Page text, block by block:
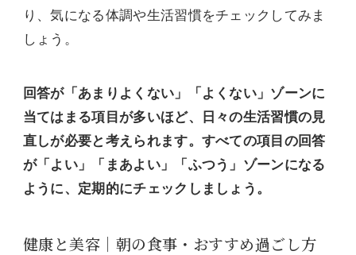
り、気になる体調や生活習慣をチェックしてみま
しょう。
回答が「あまりよくない」「よくない」ゾーンに
当てはまる項目が多いほど、日々の生活習慣の見
直しが必要と考えられます。すべての項目の回答
が「よい」「まあよい」「ふつう」ゾーンになる
ように、定期的にチェックしましょう。
健康と美容｜朝の食事・おすすめ過ごし方